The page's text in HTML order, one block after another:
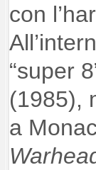
con
“super
(1985),
a